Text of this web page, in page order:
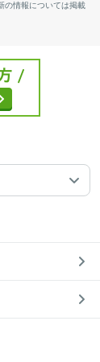
の情報については掲載